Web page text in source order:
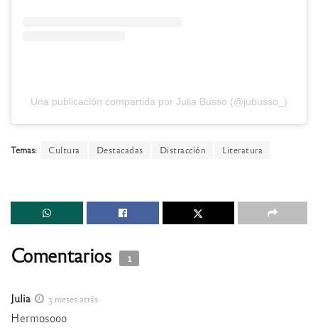
Una publicación compartida por Julia Busso (@jubusso_)
Temas: Cultura Destacadas Distracción Literatura
Comentarios 1
Julia 3 meses atrás
Hermosooo